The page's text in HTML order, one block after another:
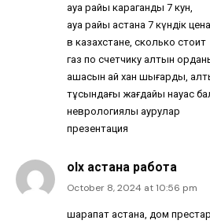
ауа райы караганды 7 кун,
ауа райы астана 7 күндік
в казахстане, сколько стоит
газ по счетчику алтын
ақшасын қай хан шығарды,
тұсындағы жағдайы науқас
неврологиялық аурулар
презентация
olx астана работа
October 8, 2024 at 10:56 pm
шарапат астана, дом